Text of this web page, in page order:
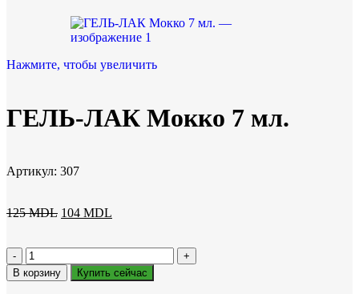
Нажмите, чтобы увеличить
ГЕЛЬ-ЛАК Мокко 7 мл.
Артикул: 307
125MDL 104 MDL
В корзину Купить сейчас